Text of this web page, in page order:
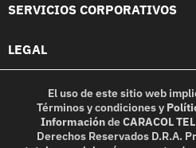
SERVICIOS CORPORATIVOS
LEGAL
El uso de este sitio web
Términos y condicionesy
InformacióndeCARACOL
Derechos Reservados D.R.A.